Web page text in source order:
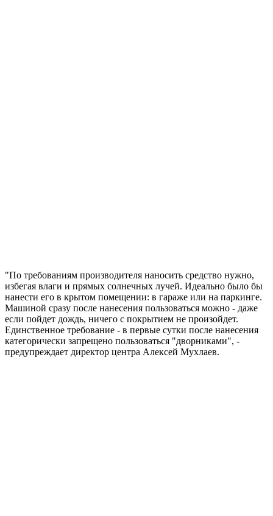
"По требованиям производителя наносить средство нужно,
избегая влаги и прямых солнечных лучей. Идеально было бы
нанести его в крытом помещении: в гараже или на паркинге.
Машиной сразу после нанесения пользоваться можно - даже
если пойдет дождь, ничего с покрытием не произойдет.
Единственное требование - в первые сутки после нанесения
категорически запрещено пользоваться "дворниками", -
предупреждает директор центра Алексей Мухлаев.